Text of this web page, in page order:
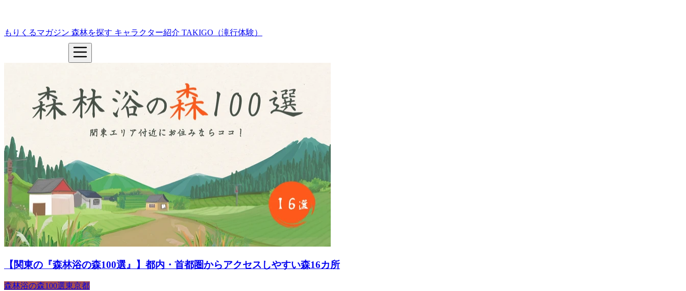
もりくるマガジン 森林を探す キャラクター紹介 TAKIGO（滝行体験）
【関東の『森林浴の森100選』】都内・首都圏からアクセスしやすい森16カ所
森林浴の森100選東京都